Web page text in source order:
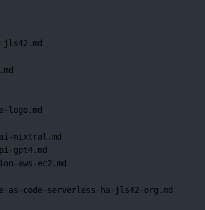
jls42.md
logo.md
mixtral.md
gpt4.md
aws-ec2.md
code-serverless-ha-jls42-org.md